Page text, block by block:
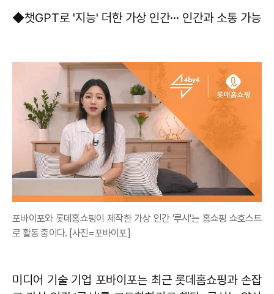
◆챗GPT로 '지능' 더한 가상 인간··· 인간과 소통 가능
포바이포와 롯데홈쇼핑이 제작한 가상 인간 '루시'는 홈쇼핑 쇼호스트
로 활동 중이다. [사진=포바이포]
미디어 기술 기업 포바이포는 최근 롯데홈쇼핑과 손잡